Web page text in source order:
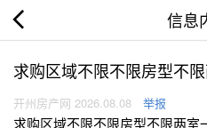
信息
求购区域不限不限房型不
开州房产网 2026.08.08 举报
求购区域不限不限房型不限两室